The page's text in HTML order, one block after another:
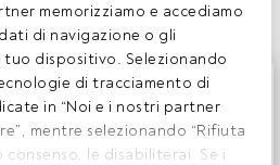
memorizziamo e accediamo
di navigazione o gli
dispositivo. Selezionando
di tracciamento di
in “Noi e i nostri partner
mentre selezionando “Rifiuta
le disabiliterai. Se i
agli utenti FundsPeople. Se
il pulsante Login. Se non
a registrarti per scoprire
ha da offrire.